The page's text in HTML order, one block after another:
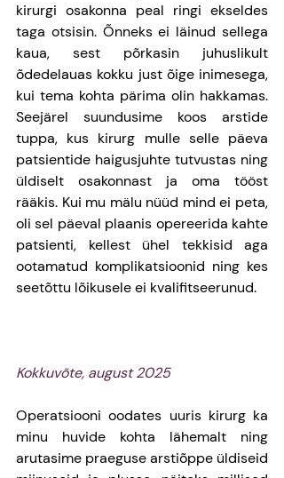
kirurgi osakonna peal ringi ekseldes
taga otsisin. Õnneks ei läinud sellega
kaua, sest põrkasin juhuslikult
õdedelauas kokku just õige inimesega,
kui tema kohta pärima olin hakkamas.
Seejärel suundusime koos arstide
tuppa, kus kirurg mulle selle päeva
patsientide haigusjuhte tutvustas ning
üldiselt osakonnast ja oma tööst
rääkis. Kui mu mälu nüüd mind ei peta,
oli sel päeval plaanis opereerida kahte
patsienti, kellest ühel tekkisid aga
ootamatud komplikatsioonid ning kes
seetõttu lõikusele ei kvalifitseerunud.
Kokkuvõte, august 2025
Operatsiooni oodates uuris kirurg ka
minu huvide kohta lähemalt ning
arutasime praeguse arstiõppe üldiseid